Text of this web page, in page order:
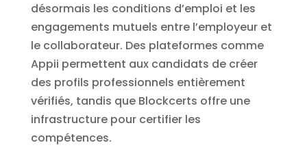
désormais les conditions d’emploi et les
engagements mutuels entre l’employeur et
le collaborateur. Des plateformes comme
Appii permettent aux candidats de créer
des profils professionnels entièrement
vérifiés, tandis que Blockcerts offre une
infrastructure pour certifier les
compétences.